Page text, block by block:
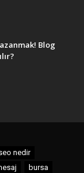
Blog
nedir
bursa